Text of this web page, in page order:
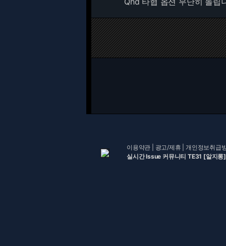
이용약관 광고/제휴 |개인정보취급
실시간 Issue 커뮤니티 TE31 [알지